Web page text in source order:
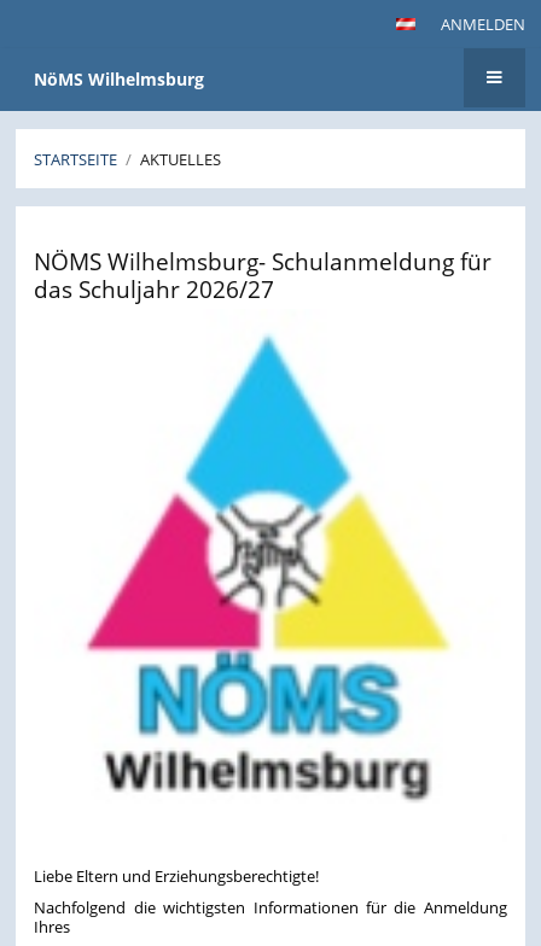
ANMELDEN
NöMS Wilhelmsburg
STARTSEITE / AKTUELLES
NÖMS Wilhelmsburg- Schulanmeldung für
das Schuljahr 2026/27
Liebe Eltern und Erziehungsberechtigte!
Nachfolgend die wichtigsten Informationen für die Anmeldung
Ihres